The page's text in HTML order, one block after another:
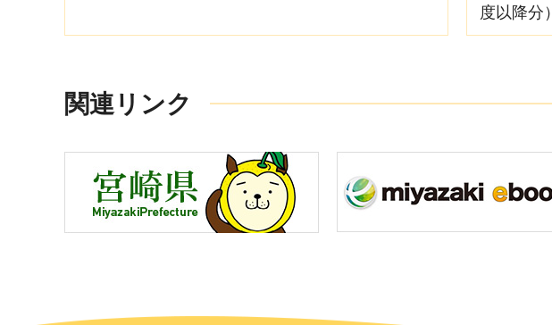
度以降分）
関連リンク